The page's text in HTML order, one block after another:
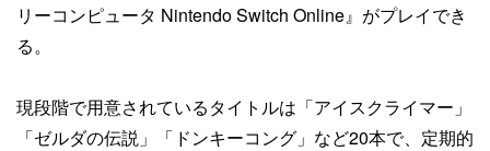
リーコンピュータ Nintendo Switch Online』がプレイでき
る。
現段階で用意されているタイトルは「アイスクライマー」
「ゼルダの伝説」「ドンキーコング」など20本で、定期的